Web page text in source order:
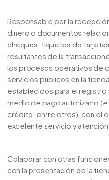
Responsable por la
dinero o documentos
cheques, tiquetes de
resultantes de la
los procesos operativos de
servicios públicos en la
establecidos para el
medio de pago autorizado
crédito, entre otros), con el
excelente servicio y atención
Colaborar con otras
con la presentación de la